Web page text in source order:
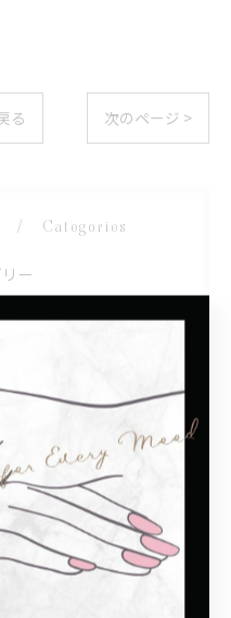
る 次のページ >
Categories
ー
ロン
Recent Posts